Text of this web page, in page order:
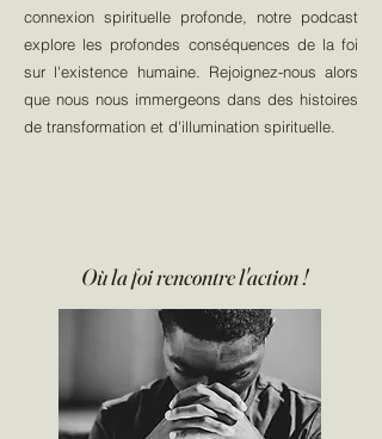
connexion spirituelle profonde, notre podcast
explore les profondes conséquences de la foi
sur l'existence humaine. Rejoignez-nous alors
que nous nous immergeons dans des histoires
de transformation et d'illumination spirituelle.
Où la foi rencontre l'action !